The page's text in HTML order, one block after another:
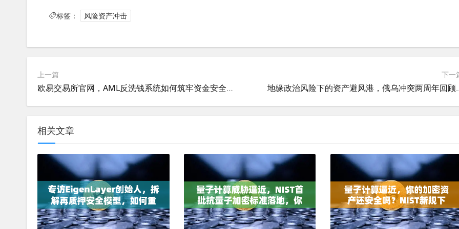
标签： 风险资产冲击
上一篇
欧易交易所官网，AML反洗钱系统如何筑牢资金安全防火墙？
下一
地缘政治风险下的资产避风
相关文章